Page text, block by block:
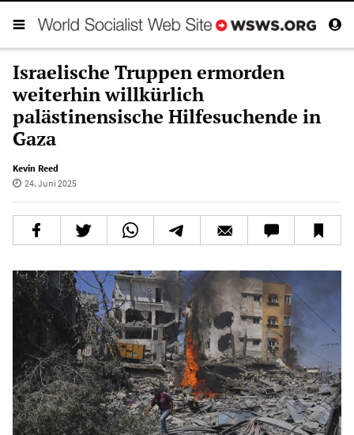
Israelische Truppen ermorden
weiterhin willkürlich
palästinensische Hilfesuchende in
Gaza
Kevin Reed
24. Juni 2025